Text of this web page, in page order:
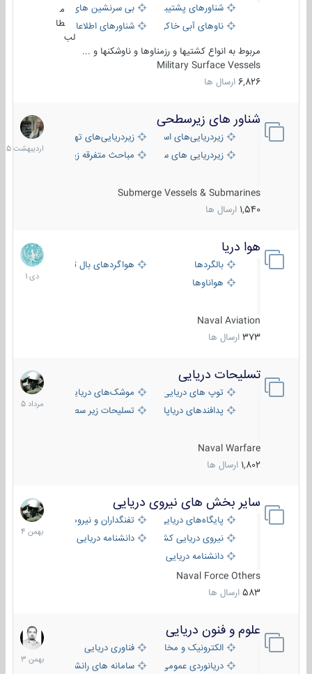
شناورهای پشتیبانی
بی سرنشین های دریایی
ناوهای آبی خاکی و نیروبرشناورهای اطلاعاتی و جاسوسی
طا
لب
مربوط به انواع کشتیها و رزمناوها و ناوشکنها و ...
Military Surface Vessels
6,826 ارسال ها
شناور های زیرسطحی
زیردریایی‌های استراتژیکزیردریایی‌های تهاجمی
زیردریایی های سبک
مباحث متفرقه زیرسطحی
Submerge Vessels & Submarines
1,540 ارسال ها
31
1405
هوا دریا
بالگردها
هواگردهای بال ثابت
هواناوها
Naval Aviation
373 ارسال ها
12
دی
1401
تسلیحات دریایی
توپ های دریایی
موشک‌های دریایی
پدافندهای دریاپایه
تسلیحات زیر سطحی
Naval Warfare
1,802 ارسال ها
2
مرداد
1405
سایر بخش های نیروی دریایی
پایگاه‌های دریایی
تفنگداران و نیروهای ویژه‌ی دریایی
نیروی دریایی کشورهای مختلفدانشنامه دریایی
دانشنامه دریایی کپی
Naval Force Others
583 ارسال ها
22
بهمن
1404
علوم و فنون دریایی
الکترونیک و مخابرات دریاییفناوری دریایی
دریانوردی عمومی
سامانه های رانشی دریایی
6
بهمن
1403